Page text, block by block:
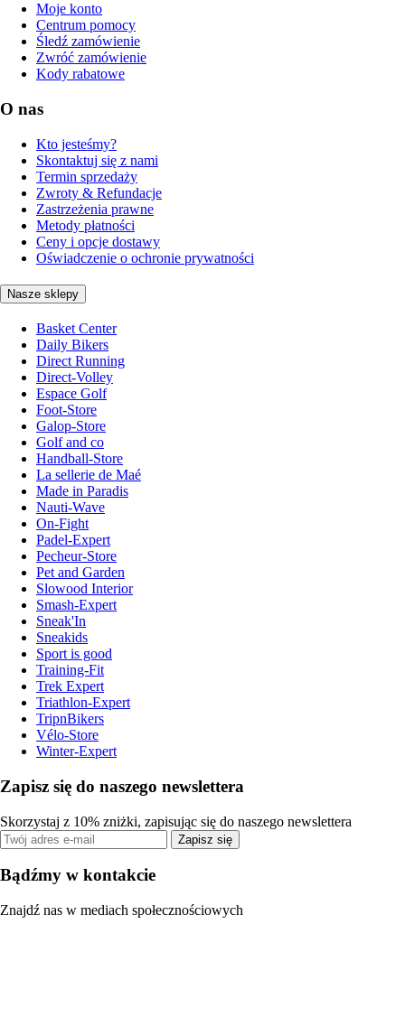
Moje konto
Centrum pomocy
Śledź zamówienie
Zwróć zamówienie
Kody rabatowe
O nas
Kto jesteśmy?
Skontaktuj się z nami
Termin sprzedaży
Zwroty & Refundacje
Zastrzeżenia prawne
Metody płatności
Ceny i opcje dostawy
Oświadczenie o ochronie prywatności
Nasze sklepy
Basket Center
Daily Bikers
Direct Running
Direct-Volley
Espace Golf
Foot-Store
Galop-Store
Golf and co
Handball-Store
La sellerie de Maé
Made in Paradis
Nauti-Wave
On-Fight
Padel-Expert
Pecheur-Store
Pet and Garden
Slowood Interior
Smash-Expert
Sneak'In
Sneakids
Sport is good
Training-Fit
Trek Expert
Triathlon-Expert
TripnBikers
Vélo-Store
Winter-Expert
Zapisz się do naszego newslettera
Skorzystaj z 10% zniżki, zapisując się do naszego newslettera
Zapisz się
Bądźmy w kontakcie
Znajdź nas w mediach społecznościowych